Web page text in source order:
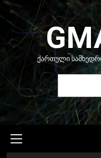
Skip
to
content
ᲥᲐᲠᲗᲣᲚᲘ
Menu